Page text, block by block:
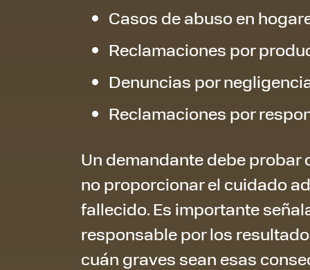
Casos de abuso en
Reclamaciones por
Denuncias por
Reclamaciones por
Un demandante debe probar
no proporcionar el cuidado
fallecido. Es importante
responsable por los
cuán graves sean esas